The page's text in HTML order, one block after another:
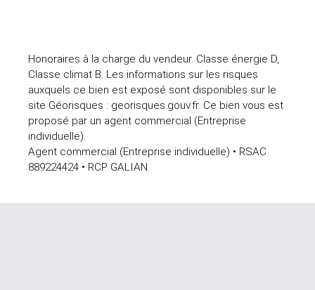
Honoraires à la charge du vendeur. Classe énergie D,
Classe climat B. Les informations sur les risques
auxquels ce bien est exposé sont disponibles sur le
site Géorisques : georisques.gouv.fr. Ce bien vous est
proposé par un agent commercial (Entreprise
individuelle).
Agent commercial (Entreprise individuelle) • RSAC
889224424 • RCP GALIAN